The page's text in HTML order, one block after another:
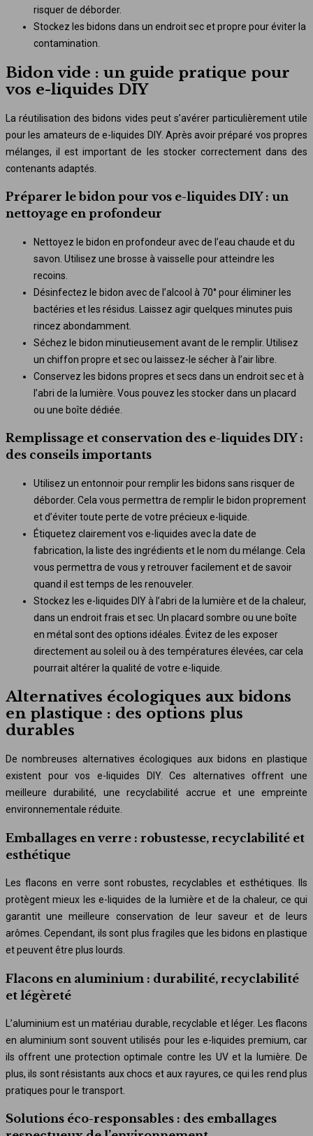
risquer de déborder.
Stockez les bidons dans un endroit sec et propre pour éviter la
contamination.
Bidon vide : un guide pratique pour
vos e-liquides DIY
La réutilisation des bidons vides peut s’avérer particulièrement utile
pour les amateurs de e-liquides DIY. Après avoir préparé vos propres
mélanges, il est important de les stocker correctement dans des
contenants adaptés.
Préparer le bidon pour vos e-liquides DIY : un
nettoyage en profondeur
Nettoyez le bidon en profondeur avec de l’eau chaude et du
savon. Utilisez une brosse à vaisselle pour atteindre les
recoins.
Désinfectez le bidon avec de l’alcool à 70° pour éliminer les
bactéries et les résidus. Laissez agir quelques minutes puis
rincez abondamment.
Séchez le bidon minutieusement avant de le remplir. Utilisez
un chiffon propre et sec ou laissez-le sécher à l’air libre.
Conservez les bidons propres et secs dans un endroit sec et à
l’abri de la lumière. Vous pouvez les stocker dans un placard
ou une boîte dédiée.
Remplissage et conservation des e-liquides DIY :
des conseils importants
Utilisez un entonnoir pour remplir les bidons sans risquer de
déborder. Cela vous permettra de remplir le bidon proprement
et d’éviter toute perte de votre précieux e-liquide.
Étiquetez clairement vos e-liquides avec la date de
fabrication, la liste des ingrédients et le nom du mélange. Cela
vous permettra de vous y retrouver facilement et de savoir
quand il est temps de les renouveler.
Stockez les e-liquides DIY à l’abri de la lumière et de la chaleur,
dans un endroit frais et sec. Un placard sombre ou une boîte
en métal sont des options idéales. Évitez de les exposer
directement au soleil ou à des températures élevées, car cela
pourrait altérer la qualité de votre e-liquide.
Alternatives écologiques aux bidons
en plastique : des options plus
durables
De nombreuses alternatives écologiques aux bidons en plastique
existent pour vos e-liquides DIY. Ces alternatives offrent une
meilleure durabilité, une recyclabilité accrue et une empreinte
environnementale réduite.
Emballages en verre : robustesse, recyclabilité et
esthétique
Les flacons en verre sont robustes, recyclables et esthétiques. Ils
protègent mieux les e-liquides de la lumière et de la chaleur, ce qui
garantit une meilleure conservation de leur saveur et de leurs
arômes. Cependant, ils sont plus fragiles que les bidons en plastique
et peuvent être plus lourds.
Flacons en aluminium : durabilité, recyclabilité
et légèreté
L’aluminium est un matériau durable, recyclable et léger. Les flacons
en aluminium sont souvent utilisés pour les e-liquides premium, car
ils offrent une protection optimale contre les UV et la lumière. De
plus, ils sont résistants aux chocs et aux rayures, ce qui les rend plus
pratiques pour le transport.
Solutions éco-responsables : des emballages